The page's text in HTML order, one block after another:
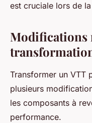
est cruciale lors de
Modifications
Transformer un VTT
plusieurs
les composants à
performance.